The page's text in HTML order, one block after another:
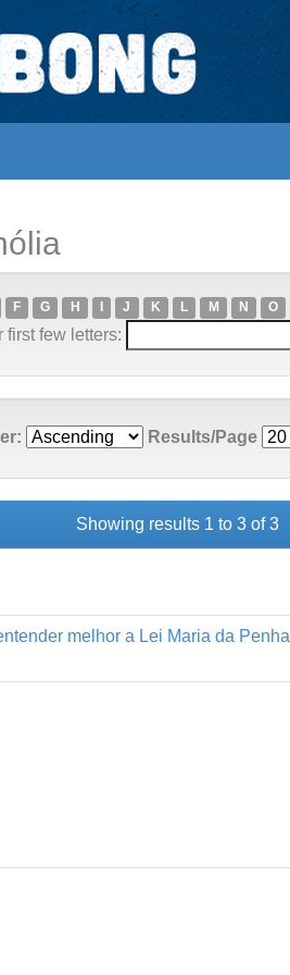
F G H J K L M N O
first few letters:
Results/Page
Showing results 1 to 3 of 3
melhor a Lei Maria da Penha